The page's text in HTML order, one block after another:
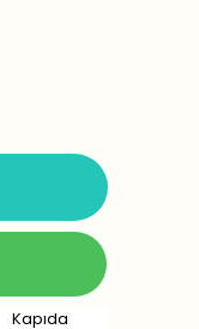
Kapıda